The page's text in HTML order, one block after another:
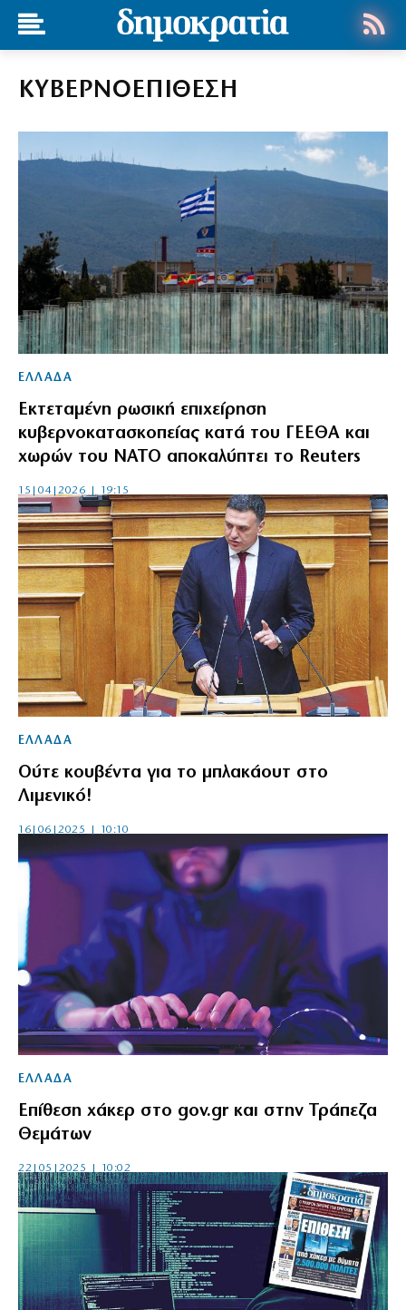
ΚΥΒΕΡΝΟΕΠΙΘΕΣΗ
ΕΛΛΑΔΑ
Εκτεταμένη ρωσική επιχείρηση
κυβερνοκατασκοπείας κατά του ΓΕΕΘΑ και
χωρών του ΝΑΤΟ αποκαλύπτει το Reuters
15|04|2026 | 19:15
ΕΛΛΑΔΑ
Ούτε κουβέντα για το μπλακάουτ στο
Λιμενικό!
16|06|2025 | 10:10
ΕΛΛΑΔΑ
Επίθεση χάκερ στο gov.gr και στην Τράπεζα
Θεμάτων
22|05|2025 | 10:02